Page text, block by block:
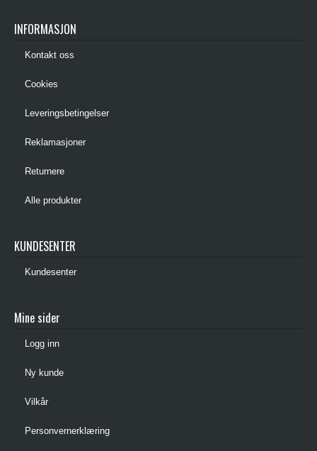
INFORMASJON
Kontakt oss
Cookies
Leveringsbetingelser
Reklamasjoner
Returnere
Alle produkter
KUNDESENTER
Kundesenter
Mine sider
Logg inn
Ny kunde
Vilkår
Personvernerklæring